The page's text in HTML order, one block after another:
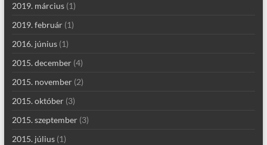
2019. március(1)
2019. február(1)
2016. június(1)
2015. december(4)
2015. november(2)
2015. október(3)
2015. szeptember(3)
2015. július(1)